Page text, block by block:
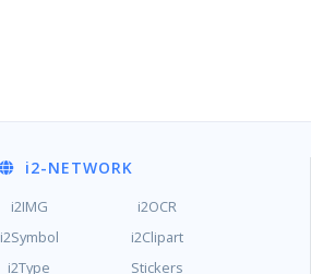
i2-NETWORK
i2IMG
i2OCR
i2Symbol
i2Clipart
i2Type Stickers